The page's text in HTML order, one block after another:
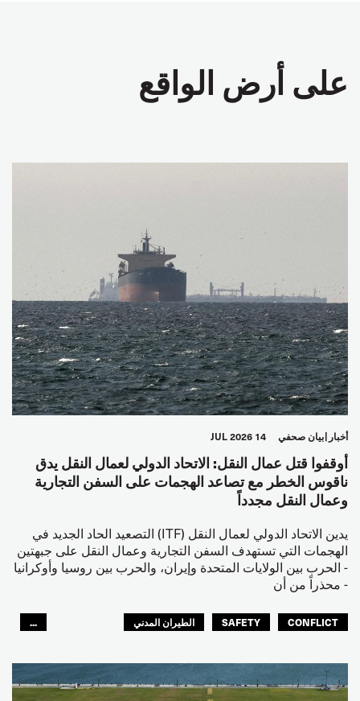
على أرض الواقع
أخبار بيان صحفي 14 JUL 2026
أوقفوا قتل عمال النقل: الاتحاد الدولي لعمال النقل يدق
ناقوس الخطر مع تصاعد الهجمات على السفن التجارية
وعمال النقل مجدداً
يدين الاتحاد الدولي لعمال النقل (ITF) التصعيد الحاد الجديد في
الهجمات التي تستهدف السفن التجارية وعمال النقل على جبهتين
- الحرب بين الولايات المتحدة وإيران، والحرب بين روسيا وأوكرانيا
- محذراً من أن
CONFLICT
SAFETY
الطيران المدني
...